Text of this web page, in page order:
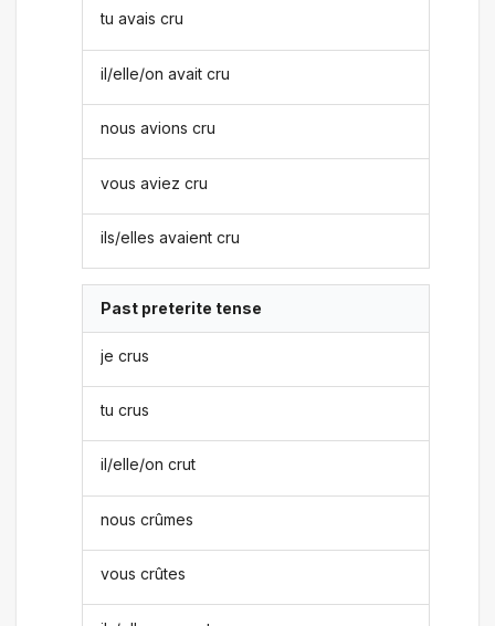
tu avais cru
il/elle/on avait cru
nous avions cru
vous aviez cru
ils/elles avaient cru
Past preterite tense
je crus
tu crus
il/elle/on crut
nous crûmes
vous crûtes